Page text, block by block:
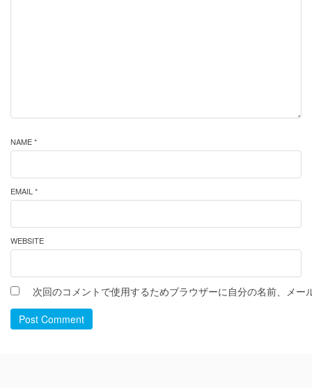
NAME *
EMAIL *
WEBSITE
次回のコメントで使用するためブラウザーに自分の名前、メー
Post Comment